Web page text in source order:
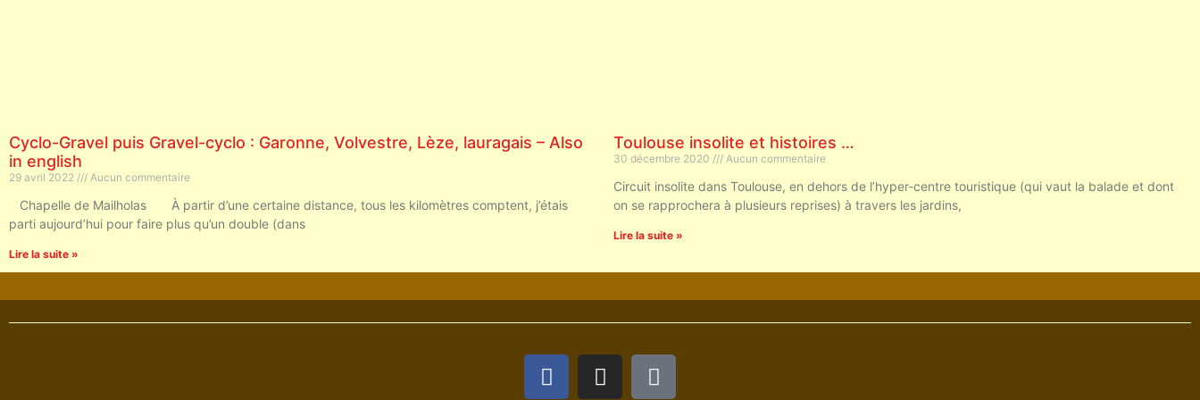
Cyclo-Gravel puis Gravel-cyclo : Garonne, Volvestre, Lèze, lauragais – Also
in english
29 avril 2022 Aucun commentaire
Chapelle de Mailholas À partir d’une certaine distance, tous les kilomètres comptent, j’étais
parti aujourd’hui pour faire plus qu’un double (dans
Lire la suite »
Toulouse insolite et histoires …
30 décembre 2020 Aucun commentaire
Circuit insolite dans Toulouse, en dehors de l’hyper-centre touristique (qui vaut la balade et dont
on se rapprochera à plusieurs reprises) à travers les jardins,
Lire la suite »